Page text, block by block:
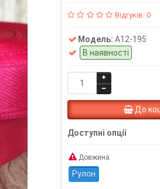
Відгуків: 0
Модель: А12-195
В наявності
До
Доступні опції
Довжина
Рулон